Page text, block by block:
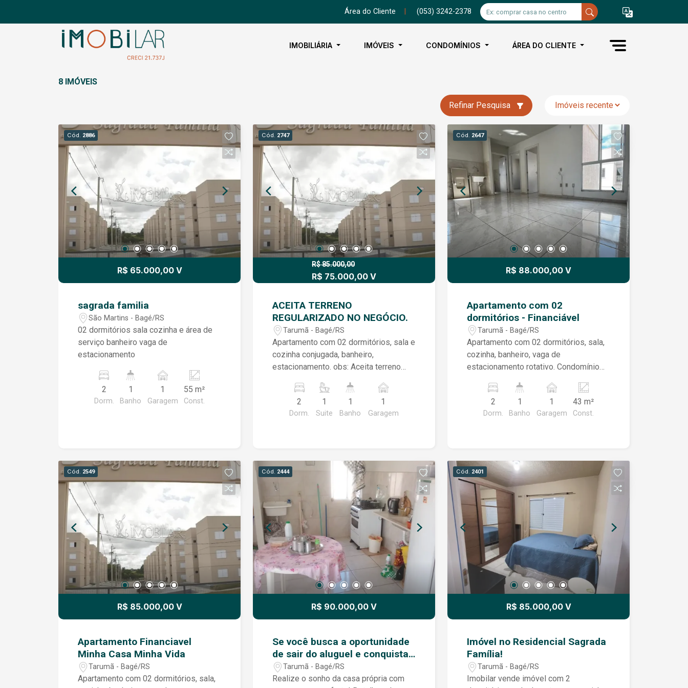
Área do Cliente (053) 3242-2378
IMOBILIÁRIA IMÓVEIS CONDOMÍNIOS ÁREA DO CLIENTE
8 IMÓVEIS
Refinar Pesquisa
Cód. 2886
R$ 65.000,00 V
sagrada familia
São Martins - Bagé/RS
02 dormitórios sala cozinha e área de
serviço banheiro vaga de
estacionamento
2
Dorm.
1
Banho
1
Garagem
55 m²
Const.
Cód. 2747
R$ 85.000,00
R$ 75.000,00 V
ACEITA TERRENO
REGULARIZADO NO NEGÓCIO.
Tarumã - Bagé/RS
Apartamento com 02 dormitórios, sala e
cozinha conjugada, banheiro,
estacionamento. obs: Aceita terreno
2
Dorm.
1
Suite
1
Banho
1
Garagem
Cód. 2647
R$ 88.000,00 V
Apartamento com 02
dormitórios - Financiável
Tarumã - Bagé/RS
Apartamento com 02 dormitórios, sala,
cozinha, banheiro, vaga de
estacionamento rotativo. Condomínio
monitoramento, playground, quadra de
esportes, salão de festas. Financiável.
2
Dorm.
1
Banho
1
Garagem
43 m²
Const.
Cód. 2549
R$ 85.000,00 V
Apartamento Financiavel
Minha Casa Minha Vida
Tarumã - Bagé/RS
Apartamento com 02 dormitórios, sala,
Cód. 2444
R$ 90.000,00 V
Se você busca a oportunidade
de sair do aluguel e conquistar
seu próprio imóvel, esta é a
chance ideal!
Tarumã - Bagé/RS
Realize o sonho da casa própria com
Cód. 2401
R$ 85.000,00 V
Imóvel no Residencial Sagrada
Família!
Tarumã - Bagé/RS
Imobilar vende imóvel com 2